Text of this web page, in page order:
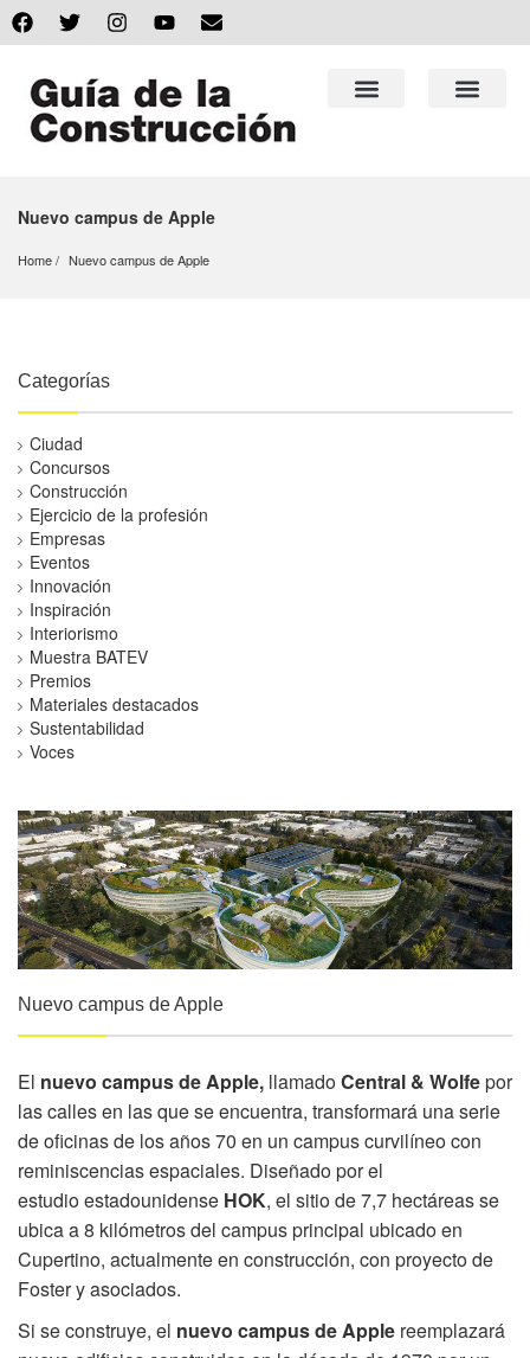
Nuevo campus de Apple
Home Nuevo campus de Apple
Categorías
Ciudad
Concursos
Construcción
Ejercicio de la profesión
Empresas
Eventos
Innovación
Inspiración
Interiorismo
Muestra BATEV
Premios
Materiales destacados
Sustentabilidad
Voces
Nuevo campus de Apple
El nuevo campus de Apple, llamadoCentral & Wolfepor
las calles en las que se encuentra, transformará una serie
de oficinas de los años 70 en un campus curvilíneo con
reminiscencias espaciales. Diseñado por el
estudio estadounidense HOK, el sitio de 7,7 hectáreas se
ubica a 8 kilómetros del campus principal ubicado en
Cupertino, actualmente en construcción, con proyecto de
Foster y asociados.
Si se construye, el nuevo campus de Apple reemplazará